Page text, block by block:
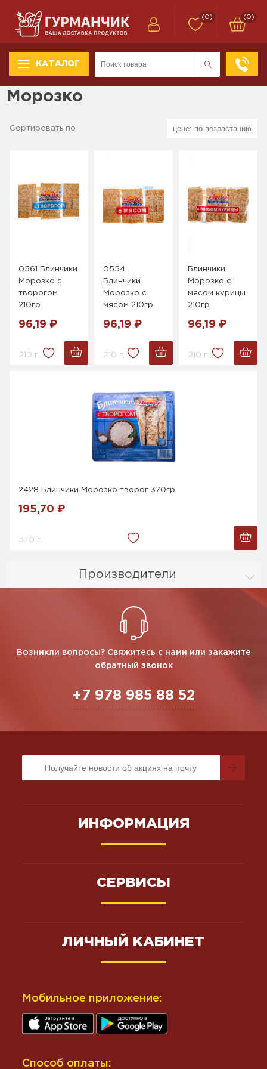
КАТАЛОГ
(0) (0)
Производители
Морозко
Сортировать по
0561 Блинчики
Морозко с
творогом
210гр
96,19 ₽
210 г.
0554
Блинчики
Морозко с
мясом 210гр
96,19 ₽
210 г.
Блинчики
Морозко с
мясом курицы
210гр
96,19 ₽
210 г.
2428 Блинчики Морозко творог 370гр
195,70 ₽
370 г.
Возникли вопросы? Свяжитесь с нами или закажите
обратный звонок
+7 978 985 88 52
ИНФОРМАЦИЯ
СЕРВИСЫ
ЛИЧНЫЙ КАБИНЕТ
Мобильное приложение:
Способ оплаты: